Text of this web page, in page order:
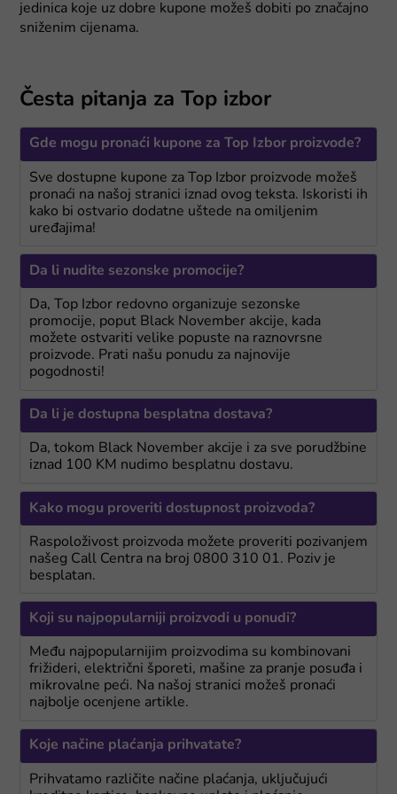
jedinica koje uz dobre kupone možeš dobiti po značajno
sniženim cijenama.
Česta pitanja za Top izbor
Gde mogu pronaći kupone za Top Izbor proizvode?
Sve dostupne kupone za Top Izbor proizvode možeš
pronaći na našoj stranici iznad ovog teksta. Iskoristi ih
kako bi ostvario dodatne uštede na omiljenim
uređajima!
Da li nudite sezonske promocije?
Da, Top Izbor redovno organizuje sezonske
promocije, poput Black November akcije, kada
možete ostvariti velike popuste na raznovrsne
proizvode. Prati našu ponudu za najnovije
pogodnosti!
Da li je dostupna besplatna dostava?
Da, tokom Black November akcije i za sve porudžbine
iznad 100 KM nudimo besplatnu dostavu.
Kako mogu proveriti dostupnost proizvoda?
Raspoloživost proizvoda možete proveriti pozivanjem
našeg Call Centra na broj 0800 310 01. Poziv je
besplatan.
Koji su najpopularniji proizvodi u ponudi?
Među najpopularnijim proizvodima su kombinovani
frižideri, električni šporeti, mašine za pranje posuđa i
mikrovalne peći. Na našoj stranici možeš pronaći
najbolje ocenjene artikle.
Koje načine plaćanja prihvatate?
Prihvatamo različite načine plaćanja, uključujući